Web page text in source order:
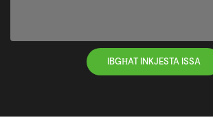
IBGĦAT INKJESTA ISSA